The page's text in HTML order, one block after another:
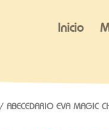
Inicio
EVA MAGIC